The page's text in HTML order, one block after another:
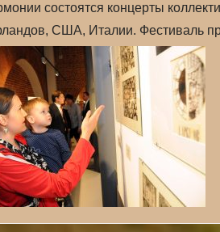
состоятся концерты
США, Италии. Фестиваль